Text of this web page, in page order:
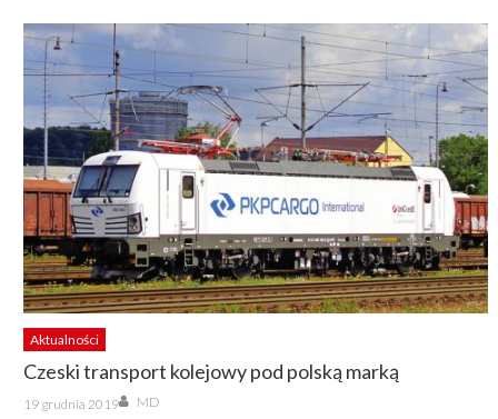
Aktualności
Czeski transport kolejowy pod polską marką
Posted
on
19 grudnia 2019 Author
MD